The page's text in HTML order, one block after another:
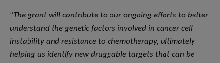
“The grant will contribute to our ongoing efforts to better
understand the genetic factors involved in cancer cell
instability and resistance to chemotherapy, ultimately
helping us identify new druggable targets that can be